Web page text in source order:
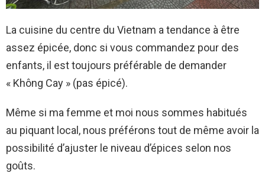
La cuisine du centre du Vietnam a tendance à être
assez épicée, donc si vous commandez pour des
enfants, il est toujours préférable de demander
« Không Cay » (pas épicé).
Même si ma femme et moi nous sommes habitués
au piquant local, nous préférons tout de même avoir la
possibilité d’ajuster le niveau d’épices selon nos
goûts.